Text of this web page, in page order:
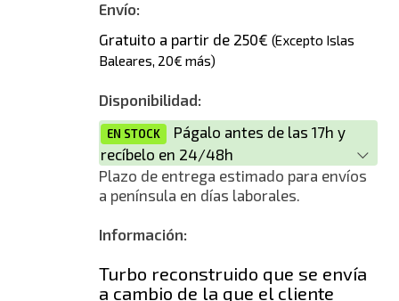
Envío:
Gratuito a partir de 250€ (Excepto Islas
Baleares, 20€ más)
Disponibilidad:
EN STOCK
Págalo antes de las 17h y
recíbelo en 24/48h
Plazo de entrega estimado para envíos
a península en días laborales.
Información:
Turbo reconstruido que se envía
a cambio de la que el cliente